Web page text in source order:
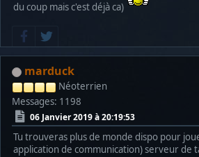
du coup mais c'est déjà ca)
marduck
Néoterrien
Messages: 1198
06 Janvier 2019 à 20:19:53
Tu trouveras plus de monde dispo pour
application de communication) serveur de